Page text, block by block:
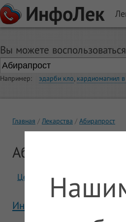
ИнфоЛек
Вы можете
Например: эдарби кло, кардиомагнил
Главная Лекарства Абирапрост
Абирапрост
Цены Отзывы
Инструкция Абирапрост